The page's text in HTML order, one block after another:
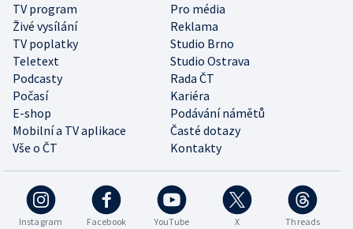
TV program
Pro média
Živé vysílání
Reklama
TV poplatky
Studio Brno
Teletext
Studio Ostrava
Podcasty
Rada ČT
Počasí
Kariéra
E-shop
Podávání námětů
Mobilní a TV aplikace
Časté dotazy
Vše o ČT
Kontakty
Instagram Facebook YouTube X Threads